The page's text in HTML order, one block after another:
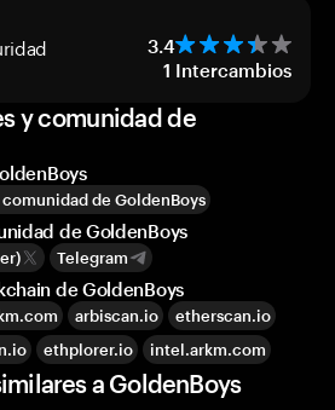
3.4
1 Intercambios
y comunidad de
comunidad de GoldenBoys
de GoldenBoys
Telegram
de GoldenBoys
arbiscan.io
etherscan.io
ethplorer.io intel.arkm.com
a GoldenBoys